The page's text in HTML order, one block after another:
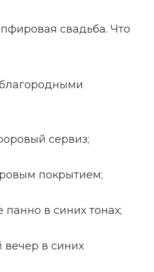
свадьба. Что
сервиз;
покрытием;
панно в синих тонах;
вечер в синих